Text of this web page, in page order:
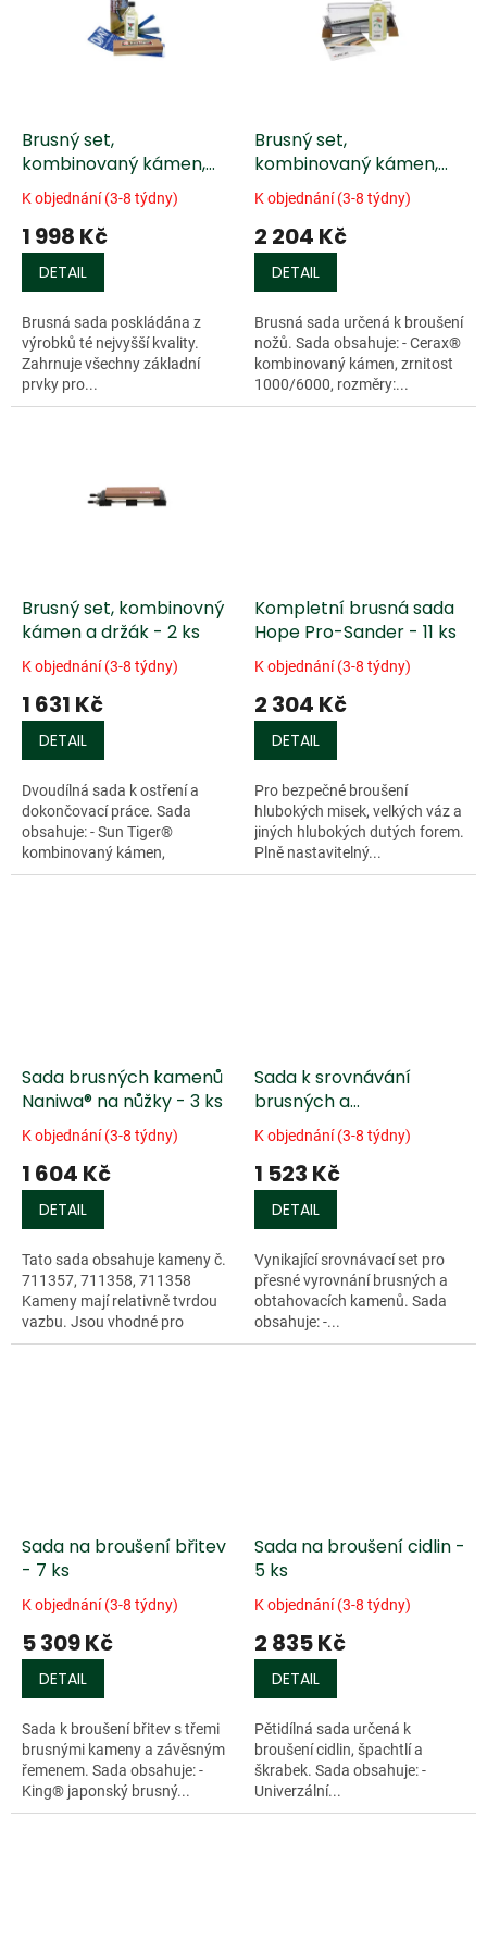
dBrusný set,
kombinovaný kámen,
brousek DMT® Diafold a
olej - 3 ks
K objednání (3-8 týdny)
1 998 Kč
DETAIL
Brusná sada poskládána z
výrobků té nejvyšší kvality.
Zahrnuje všechny základní
prvky pro...
Brusný set,
kombinovaný kámen,
olej a DVD - 3 ks
K objednání (3-8 týdny)
2 204 Kč
DETAIL
Brusná sada určená k broušení
nožů. Sada obsahuje: - Cerax®
kombinovaný kámen, zrnitost
1000/6000, rozměry:...
Brusný set, kombinovný
kámen a držák - 2 ks
K objednání (3-8 týdny)
1 631 Kč
DETAIL
Dvoudílná sada k ostření a
dokončovací práce. Sada
obsahuje: - Sun Tiger®
kombinovaný kámen,
zrnitost...
Kompletní brusná sada
Hope Pro-Sander - 11 ks
K objednání (3-8 týdny)
2 304 Kč
DETAIL
Pro bezpečné broušení
hlubokých misek, velkých váz a
jiných hlubokých dutých forem.
Plně nastavitelný...
Sada brusných kamenů
Naniwa® na nůžky - 3 ks
K objednání (3-8 týdny)
1 604 Kč
DETAIL
Tato sada obsahuje kameny č.
711357, 711358, 711358
Kameny mají relativně tvrdou
vazbu. Jsou vhodné pro
vysoce legované, ale i pro...
Sada k srovnávání
brusných a
obtahovacích kamenů
K objednání (3-8 týdny)
1 523 Kč
DETAIL
Vynikající srovnávací set pro
přesné vyrovnání brusných a
obtahovacích kamenů. Sada
obsahuje: -...
Sada na broušení břitev
- 7 ks
K objednání (3-8 týdny)
5 309 Kč
DETAIL
Sada k broušení břitev s třemi
brusnými kameny a závěsným
řemenem. Sada obsahuje: -
King® japonský brusný...
Sada na broušení cidlin -
5 ks
K objednání (3-8 týdny)
2 835 Kč
DETAIL
Pětidílná sada určená k
broušení cidlin, špachtlí a
škrabek. Sada obsahuje: -
Univerzální...